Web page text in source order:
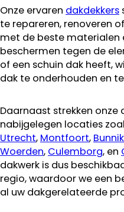
Onze ervaren dakdekkers
te repareren, renoveren
met de beste materialen
beschermen tegen de
of een schuin dak heeft,
dak te onderhouden en
Daarnaast strekken
nabijgelegen locaties
Utrecht, Montfoort, Bunnik
Woerden, Culemborg, en
dakwerk is dus
regio, waardoor we een
al uw dakgerelateerde